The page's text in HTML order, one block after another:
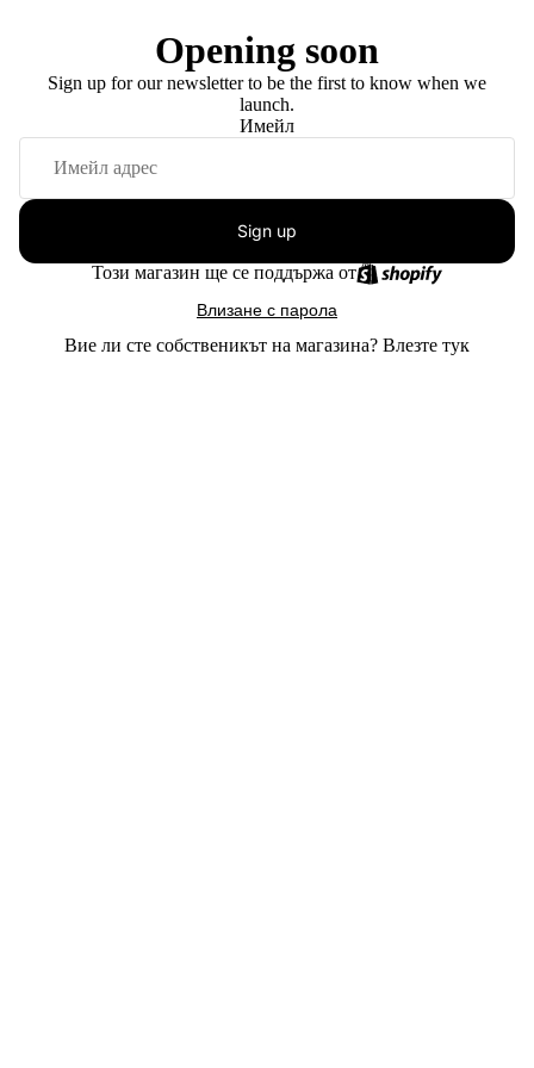
Opening soon
Sign up for our newsletter to be the first to know when we
launch.
Имейл
Sign up
Този магазин ще се поддържа от
Влизане с парола
Вие ли сте собственикът на магазина? Влезте тук